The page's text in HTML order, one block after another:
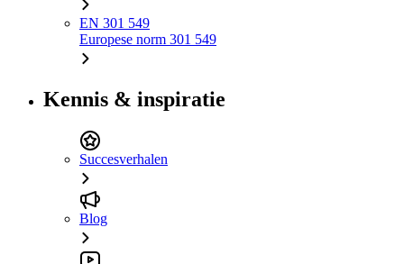
EN 301 549
Europese norm 301 549
Kennis & inspiratie
Succesverhalen
Blog